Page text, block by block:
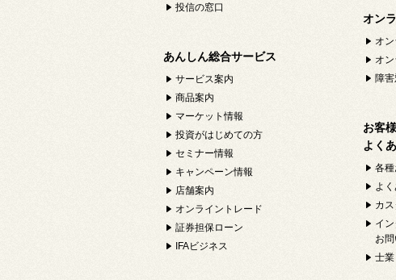
投信の窓口
あんしん総合サービス
サービス案内
商品案内
マーケット情報
投資がはじめての方
セミナー情報
キャンペーン情報
店舗案内
オンライントレード
証券担保ローン
IFAビジネス
オン
オ
オ
障
お客
よく
各種
よ
カ
イ
お
士